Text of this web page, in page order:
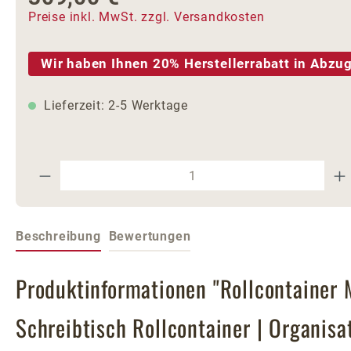
Preise inkl. MwSt. zzgl. Versandkosten
Wir haben Ihnen 20% Herstellerrabatt in
Lieferzeit: 2-5 Werktage
Produkt Anzahl: Gib den
Beschreibung Bewertungen
Produktinformationen "Rollcontainer
Schreibtisch Rollcontainer |